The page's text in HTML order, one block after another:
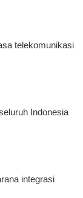
telekomunikasi
Indonesia
integrasi